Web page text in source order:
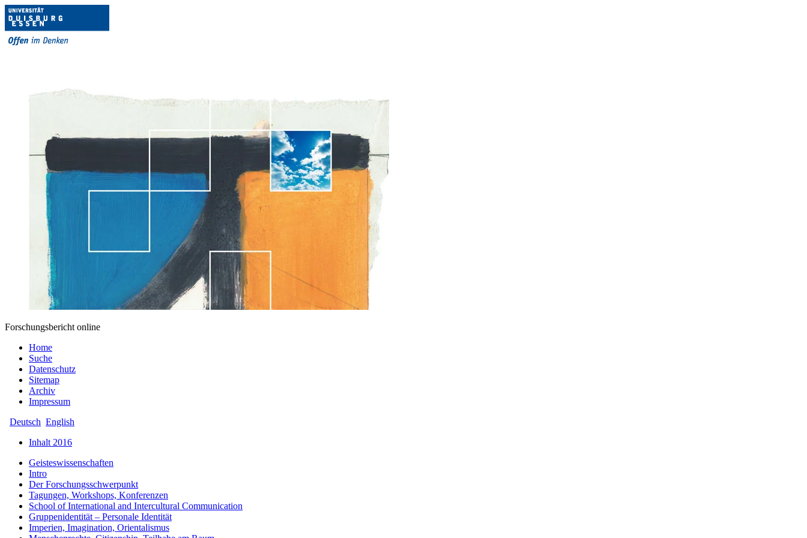
Forschungsbericht online
Home
Suche
Datenschutz
Sitemap
Archiv
Impressum
Deutsch English
Inhalt 2016
Geisteswissenschaften
Intro
Der Forschungsschwerpunkt
Tagungen, Workshops, Konferenzen
School of International and Intercultural Communication
Gruppenidentität – Personale Identität
Imperien, Imagination, Orientalismus